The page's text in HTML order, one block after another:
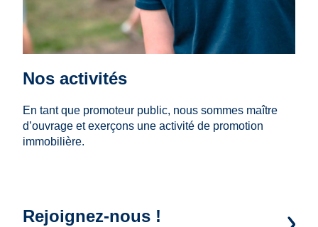
Nos activités
En tant que promoteur public, nous sommes maître
d’ouvrage et exerçons une activité de promotion
immobilière.
Rejoignez-nous !